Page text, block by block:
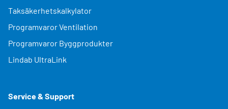
Taksäkerhetskalkylator
Programvaror Ventilation
Programvaror Byggprodukter
Lindab UltraLink
Service & Support